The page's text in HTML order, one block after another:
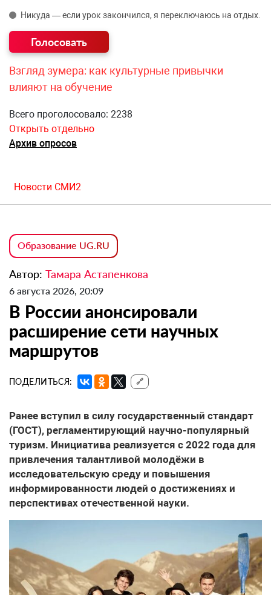
Никуда — если урок закончился, я переключаюсь на отдых.
Взгляд зумера: как культурные привычки
влияют на обучение
Всего проголосовало: 2238
Открыть отдельно
Архив опросов
Новости СМИ2
Образование UG.RU
Автор: Тамара Астапенкова
6 августа 2026, 20:09
В России анонсировали
расширение сети научных
маршрутов
ПОДЕЛИТЬСЯ: 🔗
Ранее вступил в силу государственный стандарт
(ГОСТ), регламентирующий научно-популярный
туризм. Инициатива реализуется с 2022 года для
привлечения талантливой молодёжи в
исследовательскую среду и повышения
информированности людей о достижениях и
перспективах отечественной науки.